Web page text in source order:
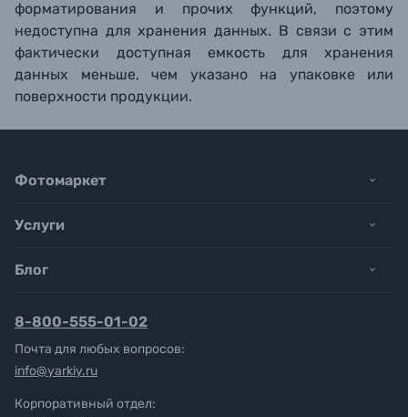
форматирования и прочих функций, поэтому
недоступна для хранения данных. В связи с этим
фактически доступная емкость для хранения
данных меньше, чем указано на упаковке или
поверхности продукции.
Фотомаркет
Услуги
Блог
8-800-555-01-02
Почта для любых вопросов:
info@yarkiy.ru
Корпоративный отдел: